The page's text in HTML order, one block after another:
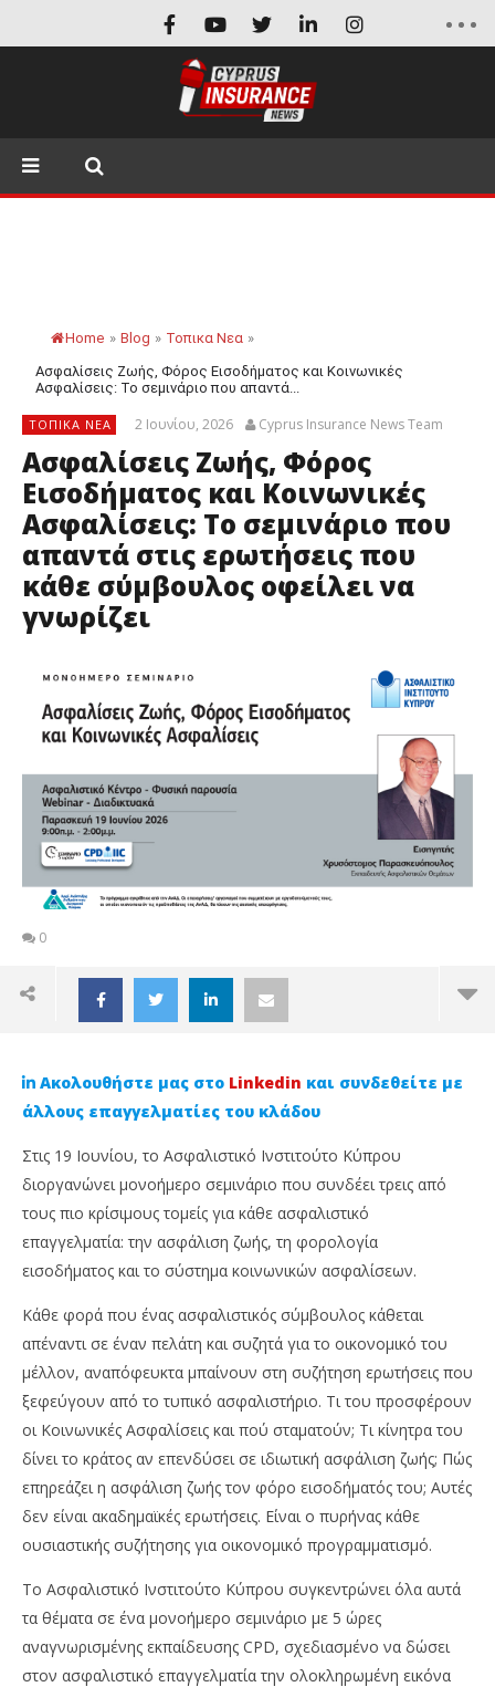
Home » Blog » Τοπικα Νεα »
Ασφαλίσεις Ζωής, Φόρος Εισοδήματος και Κοινωνικές
Ασφαλίσεις: Το σεμινάριο που απαντά...
ΤΟΠΙΚΑ ΝΕΑ 2 Ιουνίου, 2026 Cyprus Insurance News Team
Ασφαλίσεις Ζωής, Φόρος
Εισοδήματος και Κοινωνικές
Ασφαλίσεις: Το σεμινάριο που
απαντά στις ερωτήσεις που
κάθε σύμβουλος οφείλει να
γνωρίζει
0
NOW VIEWING
Ασφαλίσεις Ζωής, Φόρος Εισοδήματος και
Κοινωνικές Ασφαλίσεις: Το σεμινάριο που
απαντά στις ερωτήσεις που κάθε σύμβουλος
οφείλει να γνωρίζει
Ιουνίου,
2026
Cyprus
Insurance
Ακολουθήστε μας στο Linkedin και συνδεθείτε με
άλλους επαγγελματίες του κλάδου
Στις 19 Ιουνίου, το Ασφαλιστικό Ινστιτούτο Κύπρου
διοργανώνει μονοήμερο σεμινάριο που συνδέει τρεις από
τους πιο κρίσιμους τομείς για κάθε ασφαλιστικό
επαγγελματία: την ασφάλιση ζωής, τη φορολογία
εισοδήματος και το σύστημα κοινωνικών ασφαλίσεων.
Κάθε φορά που ένας ασφαλιστικός σύμβουλος κάθεται
απέναντι σε έναν πελάτη και συζητά για το οικονομικό του
μέλλον, αναπόφευκτα μπαίνουν στη συζήτηση ερωτήσεις που
ξεφεύγουν από το τυπικό ασφαλιστήριο. Τι του προσφέρουν
οι Κοινωνικές Ασφαλίσεις και πού σταματούν; Τι κίνητρα του
δίνει το κράτος αν επενδύσει σε ιδιωτική ασφάλιση ζωής; Πώς
επηρεάζει η ασφάλιση ζωής τον φόρο εισοδήματός του; Αυτές
δεν είναι ακαδημαϊκές ερωτήσεις. Είναι ο πυρήνας κάθε
ουσιαστικής συζήτησης για οικονομικό προγραμματισμό.
Το Ασφαλιστικό Ινστιτούτο Κύπρου συγκεντρώνει όλα αυτά
τα θέματα σε ένα μονοήμερο σεμινάριο με 5 ώρες
αναγνωρισμένης εκπαίδευσης CPD, σχεδιασμένο να δώσει
στον ασφαλιστικό επαγγελματία την ολοκληρωμένη εικόνα